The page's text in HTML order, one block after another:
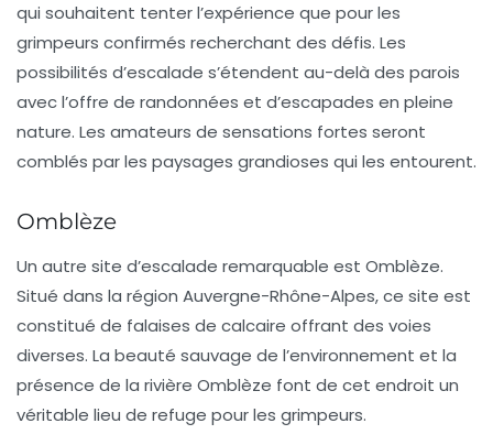
qui souhaitent tenter l’expérience que pour les
grimpeurs confirmés recherchant des défis. Les
possibilités d’escalade s’étendent au-delà des parois
avec l’offre de randonnées et d’escapades en pleine
nature. Les amateurs de sensations fortes seront
comblés par les paysages grandioses qui les entourent.
Omblèze
Un autre site d’escalade remarquable est Omblèze.
Situé dans la région Auvergne-Rhône-Alpes, ce site est
constitué de falaises de calcaire offrant des voies
diverses. La beauté sauvage de l’environnement et la
présence de la rivière Omblèze font de cet endroit un
véritable lieu de refuge pour les grimpeurs.